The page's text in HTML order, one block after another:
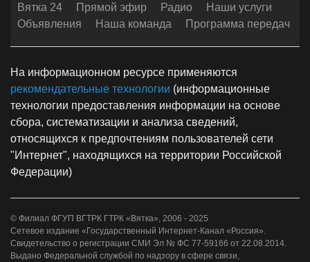
Вятка 24
Прямой эфир Радио
Наши услуги
Объявления
Наша команда Программа передач
На информационном ресурсе применяются
рекомендательные технологии (информационные
технологии предоставления информации на основе
сбора, систематизации и анализа сведений,
относящихся к предпочтениям пользователей сети
"Интернет", находящихся на территории Российской
Федерации)
© Филиал ФГУП ВГТРК ГТРК «Вятка», 2006 - 2025
Сетевое издание «Государственный Интернет-Канал «Россия».
Свидетельство о регистрации СМИ Эл № ФС 77-59166 от 22.08.2014.
Выдано Федеральной службой по надзору в сфере связи,